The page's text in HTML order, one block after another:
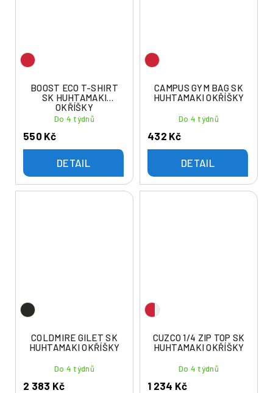
BOOST ECO T-SHIRT
SK HUHTAMAKI
OKŘÍŠKY
Do 4 týdnů
550 Kč
DETAIL
CAMPUS GYM BAG SK
HUHTAMAKI OKŘÍŠKY
Do 4 týdnů
432 Kč
DETAIL
COLDMIRE GILET SK
HUHTAMAKI OKŘÍŠKY
Do 4 týdnů
2 383 Kč
CUZCO 1/4 ZIP TOP SK
HUHTAMAKI OKŘÍŠKY
Do 4 týdnů
1 234 Kč